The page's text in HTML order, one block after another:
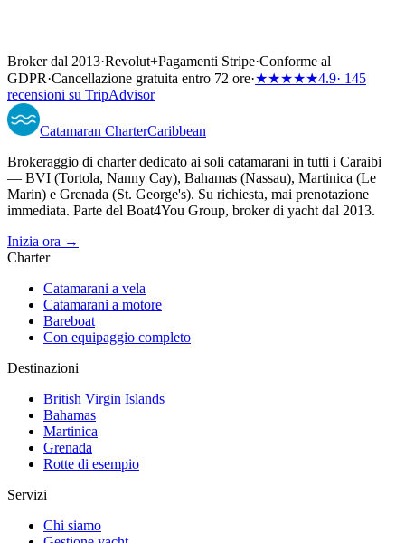
Broker dal 2013·Revolut+Pagamenti Stripe·Conforme al
GDPR·Cancellazione gratuita entro 72 ore·★★★★★4.9· 145
recensioni su TripAdvisor
Catamaran CharterCaribbean
Brokeraggio di charter dedicato ai soli catamarani in tutti i Caraibi
— BVI (Tortola, Nanny Cay), Bahamas (Nassau), Martinica (Le
Marin) e Grenada (St. George's). Su richiesta, mai prenotazione
immediata. Parte del Boat4You Group, broker di yacht dal 2013.
Inizia ora →
Charter
Catamarani a vela
Catamarani a motore
Bareboat
Con equipaggio completo
Destinazioni
British Virgin Islands
Bahamas
Martinica
Grenada
Rotte di esempio
Servizi
Chi siamo